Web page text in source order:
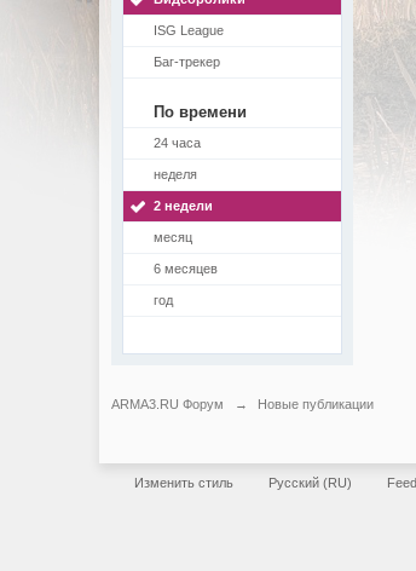
ISG League
Баг-трекер
По времени
24 часа
неделя
2 недели
месяц
6 месяцев
год
ARMA3.RU Форум → Новые публикации
Изменить стиль Русский (RU)